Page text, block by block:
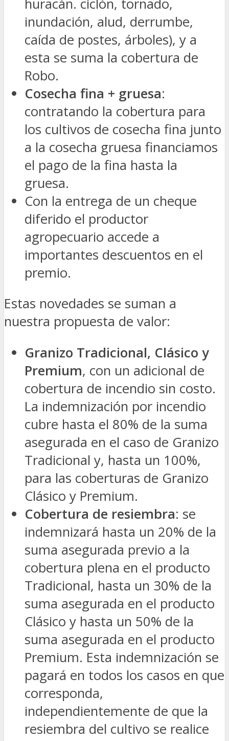
huracán. ciclón, tornado,
inundación, alud, derrumbe,
caída de postes, árboles), y a
esta se suma la cobertura de
Robo.
Cosecha fina + gruesa:
contratando la cobertura para
los cultivos de cosecha fina junto
a la cosecha gruesa financiamos
el pago de la fina hasta la
gruesa.
Con la entrega de un cheque
diferido el productor
agropecuario accede a
importantes descuentos en el
premio.
Estas novedades se suman a
nuestra propuesta de valor:
Granizo Tradicional, Clásico y
Premium, con un adicional de
cobertura de incendio sin costo.
La indemnización por incendio
cubre hasta el 80% de la suma
asegurada en el caso de Granizo
Tradicional y, hasta un 100%,
para las coberturas de Granizo
Clásico y Premium.
Cobertura de resiembra: se
indemnizará hasta un 20% de la
suma asegurada previo a la
cobertura plena en el producto
Tradicional, hasta un 30% de la
suma asegurada en el producto
Clásico y hasta un 50% de la
suma asegurada en el producto
Premium. Esta indemnización se
pagará en todos los casos en que
corresponda,
independientemente de que la
resiembra del cultivo se realice